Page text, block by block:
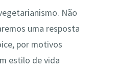
Não
uma resposta
por motivos
estilo de vida